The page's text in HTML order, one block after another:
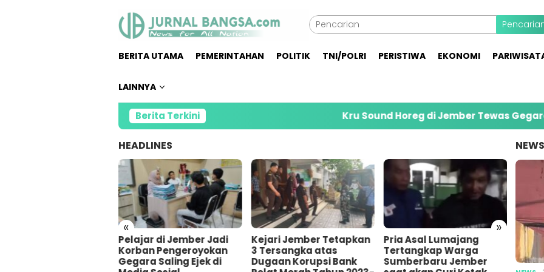
BERITA UTAMA PEMERINTAHAN POLITIK TNI/POLRI PERISTIWA EKONOMI
LAINNYA
Berita Terkini Kru Sound Horeg di Jember Tewas Gegara
HEADLINES
« »
Pelajar di Jember Jadi
Korban Pengeroyokan
Kejari Jember Tetapkan
3 Tersangka atas
Dugaan Korupsi Bank
Pria Asal Lumajang
Tertangkap Warga
Sumberbaru Jember
Pemuda di Gumukmas
Jember Bunuh Teman
Sendiri Gegara
NEWS